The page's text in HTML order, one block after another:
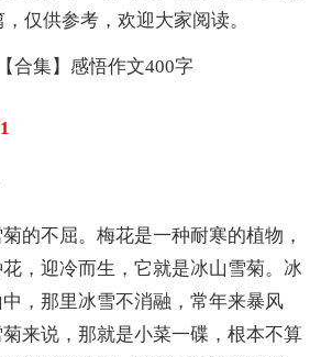
仅供参考，欢迎大家阅读。
不屈。梅花是一种耐寒的植物，
，迎冷而生，它就是冰山雪菊。冰
，那里冰雪不消融，常年来暴风
来说，那就是小菜一碟，根本不算